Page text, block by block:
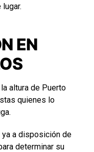
EN
altura de Puerto
quienes lo
a disposición de
determinar su